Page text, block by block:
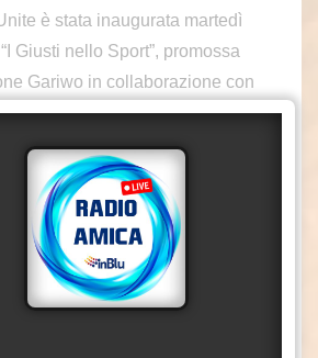
è stata inaugurata martedì
Giusti nello Sport”, promossa
Gariwo in collaborazione con
Permanente d’Italia presso
le storie di uomini e
utilizzato lo sport non solo
di competizione, ma come
la dignità umana, i diritti
la libertà. In occasione